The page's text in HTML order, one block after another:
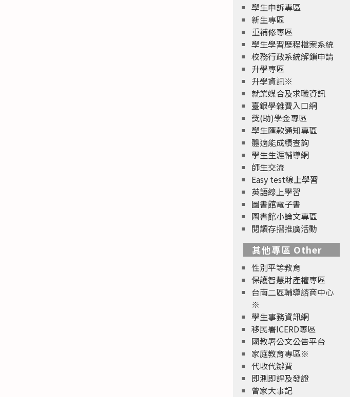
學生申訴專區
新生專區
重補修專區
學生學習歷程檔案系統
校務行政系統解鎖申請
升學專區
升學資訊※
就業媒合及求職資訊
臺銀學雜費入口網
獎(助)學金專區
學生匯款通知專區
體適能成績查詢
學生生涯輔導網
師生交流
Easy test線上學習
英語線上學習
圖書館電子書
圖書館小論文專區
閱讀存摺推廣活動
其他專區 Other
性別平等教育
保護智慧財產權專區
台南二區輔導諮商中心
※
學生事務資訊網
移民署ICERD專區
國教署公文公告平台
家庭教育專區※
代收代辦費
即測即評及發證
曾家大事記